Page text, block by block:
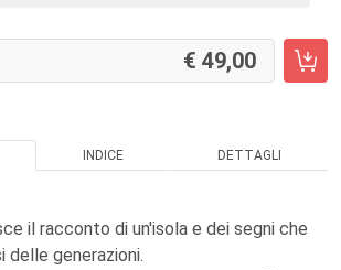
49,00
INDICE DETTAGLI
il racconto di un'isola e dei segni che
delle generazioni.